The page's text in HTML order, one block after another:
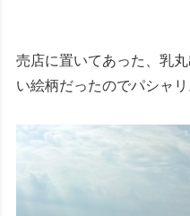
売店に置いてあった、乳
い絵柄だったのでパシャリ